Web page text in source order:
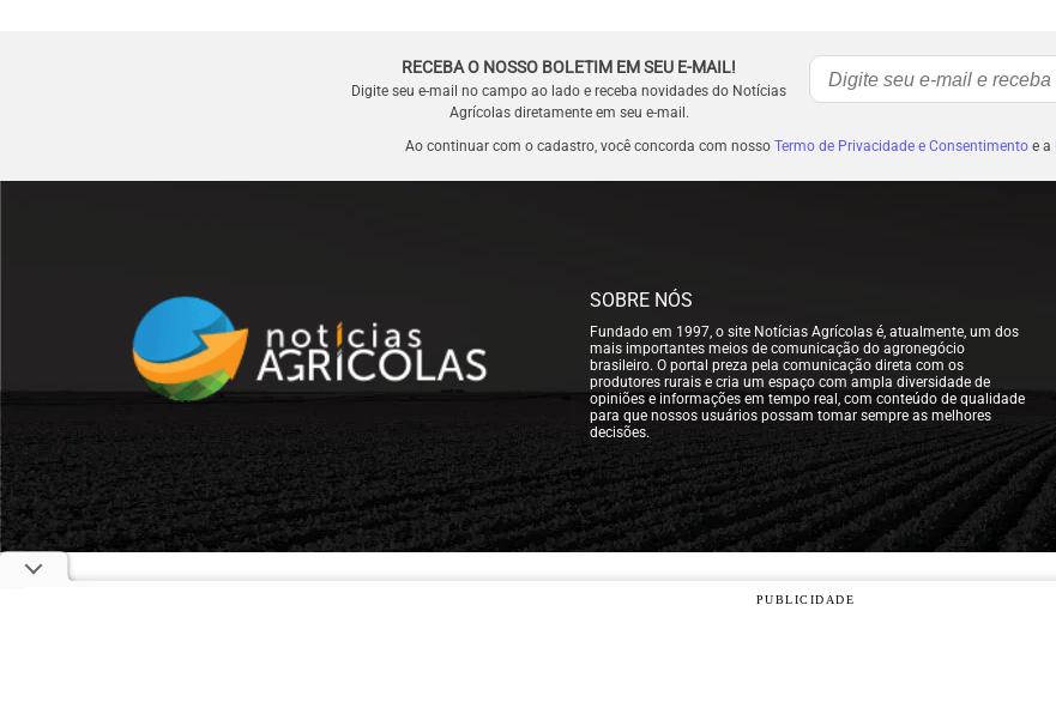
RECEBA O NOSSO BOLETIM EM SEU E-MAIL!
Digite seu e-mail no campo ao lado e receba novidades do Notícias
Agrícolas diretamente em seu e-mail.
Ao continuar com o cadastro, você concorda com nosso Termo de Privacidade e Consentimentoe a
SOBRE NÓS
Fundado em 1997, o site Notícias Agrícolas é, atualmente, um dos
mais importantes meios de comunicação do agronegócio
brasileiro. O portal preza pela comunicação direta com os
produtores rurais e cria um espaço com ampla diversidade de
opiniões e informações em tempo real, com conteúdo de qualidade
para que nossos usuários possam tomar sempre as melhores
decisões.
PUBLICIDADE